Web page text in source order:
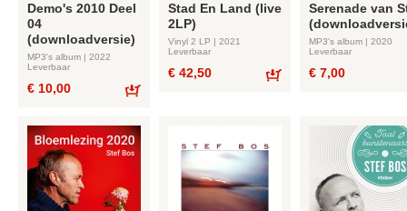
Demo's 2010 Deel
04
(downloadversie)
MP3's album | 2022
Leverbaar
€ 10,00
Stad En Land (live
2LP)
Vinyl 2 LP | 2021
Leverbaar
€ 42,50
Serenade van
MP3's album | 2020
Leverbaar
€ 7,00